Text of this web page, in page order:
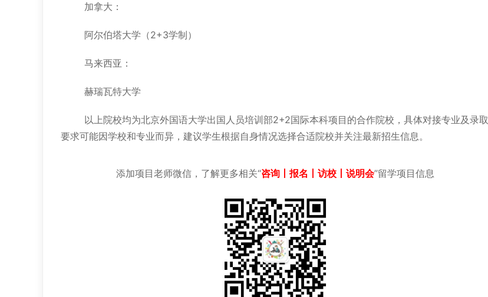
加拿大：
阿尔伯塔大学（2+3学制）
马来西亚：
赫瑞瓦特大学
以上院校均为北京外国语大学出国人员培训部2+2国际本科项目的合作院校，具体对接专业及录取
要求可能因学校和专业而异，建议学生根据自身情况选择合适院校并关注最新招生信息。
添加项目老师微信，了解更多相关“咨询丨报名丨访校丨说明会”留学项目信息